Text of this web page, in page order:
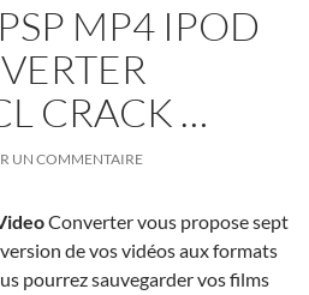
MP4 IPOD
CRACK …
UN COMMENTAIRE
Converter vous propose sept
de vos vidéos aux formats
pourrez sauvegarder vos films